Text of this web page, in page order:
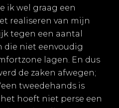
ik wel graag een
realiseren van mijn
tegen een aantal
die niet eenvoudig
lagen. En dus
de zaken afwegen;
tweedehands is
hoeft niet perse een